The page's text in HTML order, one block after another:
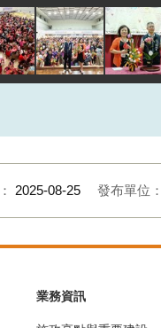
2025-08-25 發布單位：
業務資訊